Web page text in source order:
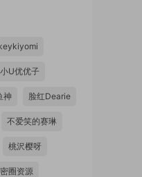
小U优优子
神 脸红Dearie
不爱笑的赛琳
桃沢樱呀
圈资源